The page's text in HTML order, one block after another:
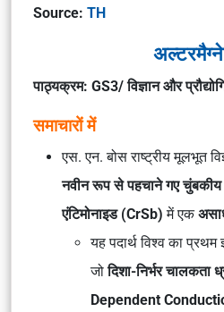
Source: TH
पाठ्यक्रम: GS3/ विज्ञान और
समाचारों में
एस. एन. बोस राष्ट्रीय मूलभूत
नवीन रूप से पहचाने गए चुंबकीय
एंटिमोनाइड (CrSb) में एक
यह पदार्थ विश्व का प्रथम
जोदिशा-निर्भर
Dependent